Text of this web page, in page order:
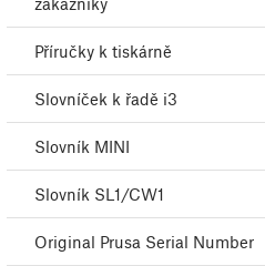
Příručky k tiskárně
Slovníček k řadě i3
Slovník MINI
Slovník SL1/CW1
Original Prusa Serial Number